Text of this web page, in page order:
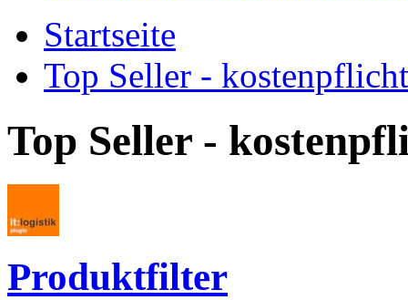
Startseite
Top Seller -
Top Seller -
Produktfilter